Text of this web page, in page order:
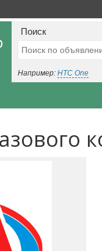
Поиск
Например: HTC One